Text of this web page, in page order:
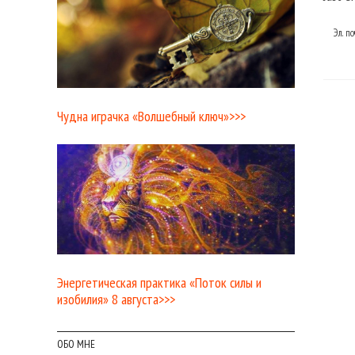
Эл.
Чудна играчка «Волшебный ключ»>>>
Энергетическая практика «Поток силы и
изобилия» 8 августа>>>
ОБО МНЕ